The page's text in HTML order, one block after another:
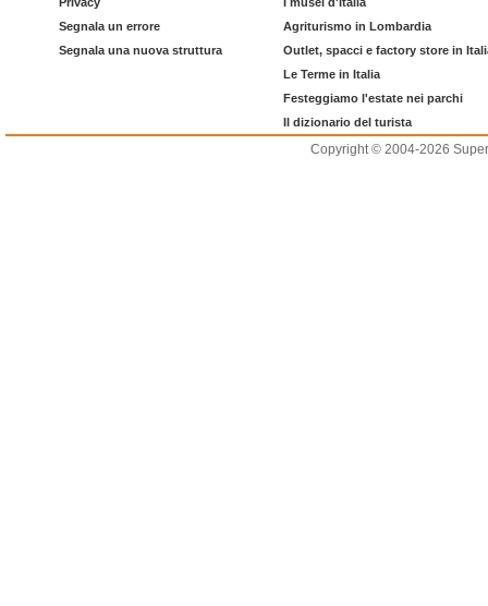
Segnala un errore
Segnala una nuova struttura
Agriturismo in Lombardia
Outlet, spacci e factory store in
Le Terme in Italia
Festeggiamo l'estate nei parchi
Il dizionario del turista
Copyright © 2004-2026